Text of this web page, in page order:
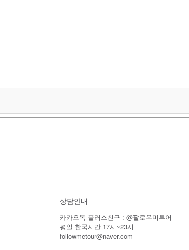
상담안내
카카오톡 플러스친구 : @팔로우미투어
평일 한국시간 17시~23시
followmetour@naver.com